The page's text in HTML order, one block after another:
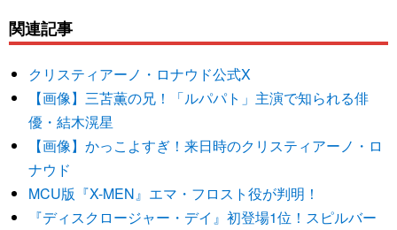
関連記事
クリスティアーノ・ロナウド公式X
【画像】三苫薫の兄！「ルパパト」主演で知られる俳
優・結木滉星
【画像】かっこよすぎ！来日時のクリスティアーノ・ロ
ナウド
MCU版『X-MEN』エマ・フロスト役が判明！
『ディスクロージャー・デイ』初登場1位！スピルバー